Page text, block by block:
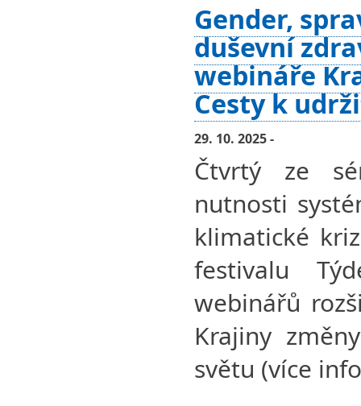
Gender,
duševní
webináře
Cesty k
29. 10. 2025 -
Čtvrtý ze
nutnosti
klimatické
festivalu
webinářů
Krajiny
světu (více